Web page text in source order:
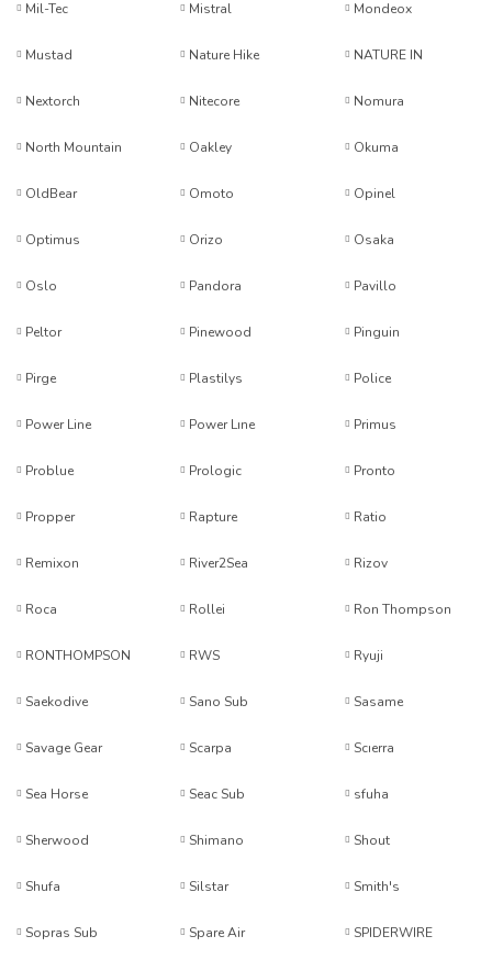
Mil-Tec Mistral Mondeox
Mustad Nature Hike NATURE IN
Nextorch Nitecore Nomura
North Mountain Oakley Okuma
OldBear Omoto Opinel
Optimus Orizo Osaka
Oslo Pandora Pavillo
Peltor Pinewood Pinguin
Pirge Plastilys Police
Power Line Power Lıne Primus
Problue Prologic Pronto
Propper Rapture Ratio
Remixon River2Sea Rizov
Roca Rollei Ron Thompson
RONTHOMPSON RWS Ryuji
Saekodive Sano Sub Sasame
Savage Gear Scarpa Scıerra
Sea Horse Seac Sub sfuha
Sherwood Shimano Shout
Shufa Silstar Smith's
Sopras Sub Spare Air SPIDERWIRE